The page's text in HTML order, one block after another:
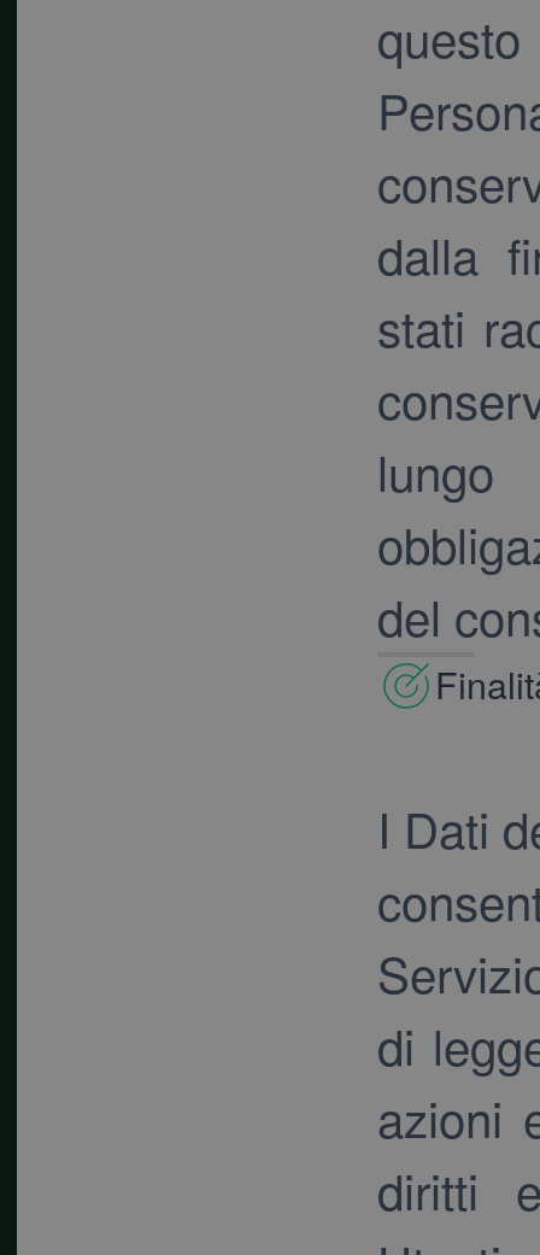
dalla
stati
del
I Dati
di
azioni
diritti